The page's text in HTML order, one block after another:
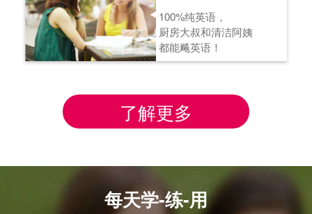
100%纯英语，
厨房大叔和清洁阿姨
都能飚英语！
了解更多
每天学-练-用